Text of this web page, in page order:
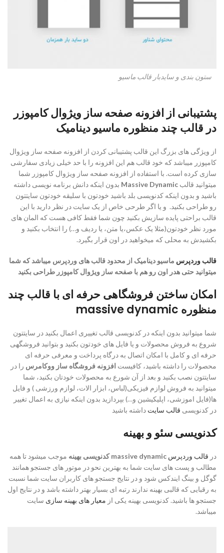
ستون بندی و سایدبار قالب ماسیو
پشتیبانی از افزونه صفحه ساز ویژوال کامپوزر
در قالب چند منظوره ماسیو دینامیک
از ویژگی های بزرگ این قالب پشتیبانی کردن از افزونه صفحه ساز ویژوال
کامپوزر میباشد که خود قالب هم این افزونه را با حد خیلی زیادی سفارشی
سازی کرده است. با استفاده از افزونه صفحه ساز ویژوال کامپوزر شما
میتوانید قالب Massive Dynamic بدون اینکه دانش برنامه نویسی داشته
باشید و بدون اینکه کدنویسی بلد باشید خودتون با سلیقه خودتون سایتتون
رو طراحی بکنید. و یا اگر طرحی خاص از یک سایت در نظر دارید با این
قالب براحتی پایده سازیش بکنید چون شما فقط کافی هست که المان های
مورد نظر خودتون(مثلا یک عکس،‌یا متن، یا ردیف و…) را انتخاب بکنید و
بکشیدش به محلی که میخواهید در اون قرار بگیرد.
قالب وردپرس ماسیو دینامیک از محدود قالب های وردپرس میباشد که شما
میتوانید حتی هدر اون رو هم با صفحه ساز ویژوال کامپوزر طراحی بکنید
امکان ساختن فروشگاهی حرفه ای با قالب چند
منظوره massive dynamic
شما میتوانید بدون اینکه در کدنویسی قالب تغییری اعمال بکنید در سایتتون
شروع به فروش محصولات و یا فایل های خودتون بکنید و بتوانید فروشگهی
حرفه ای و کامل با امکان اتصال به درگاه پرداخت و معرفی حرفه ای
محصولات را داشته باشید، کافیست افزونه فروشگاه ساز ووکامرس را در
سایتتون نصب بکنید و بعد از آن شورع به محصولات خودتان بکنید، شما
میتوانید به فروش لوازم فیزیکی(لباس، ابزار الات، لوازم ورزشی ) و فایل
ها(فایل اموزشی، اپلیکیشین و…) بپردازید بدون اینکه نیازی به اعمال تغییر
در کدنویسی قالب سایت داشته باشید
کدنویسی سئو و بهینه
در قالب وردپرس
موجب میشود تا همه
مطالب و پست های سایت شما به بهترین نحو در موتور های جستجو همانند
گوگل و بینگ ایندکس شود و در نتایج جستجو های کاربران سایت شما نسبت
به رقبایی که قالبی بهینه ندارند رتبه ای بسیار بهتر داشته باشد و در نتایج اول
جستجو ها باشید. کدنویسی بهینه یکی از معیار های بهینه سازی سایت
میباشد.